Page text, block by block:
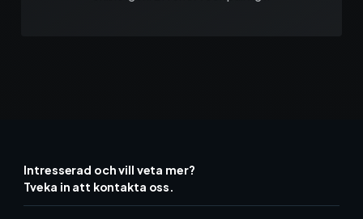
Intresserad och vill veta mer?
Tveka in att kontakta oss.